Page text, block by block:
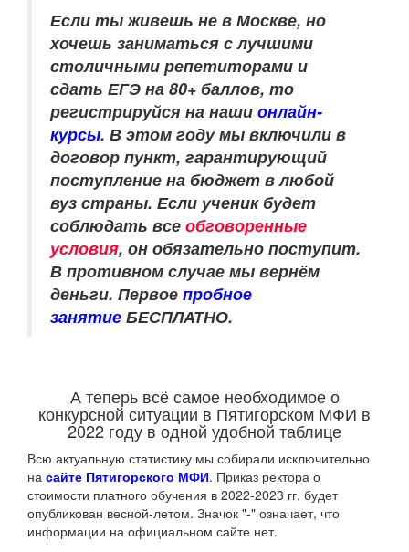
Если ты живешь не в Москве, но
хочешь заниматься с лучшими
столичными репетиторами и
сдать ЕГЭ на 80+ баллов, то
регистрируйся на наши онлайн-
курсы. В этом году мы включили в
договор пункт, гарантирующий
поступление на бюджет в любой
вуз страны. Если ученик будет
соблюдать все обговоренные
условия, он обязательно поступит.
В противном случае мы вернём
деньги. Первое пробное
занятие БЕСПЛАТНО.
А теперь всё самое необходимое о
конкурсной ситуации в Пятигорском МФИ в
2022 году в одной удобной таблице
Всю актуальную статистику мы собирали исключительно
на сайте Пятигорского МФИ. Приказ ректора о
стоимости платного обучения в 2022-2023 гг. будет
опубликован весной-летом. Значок "-" означает, что
информации на официальном сайте нет.